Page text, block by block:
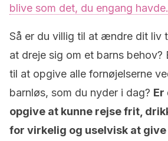
blive som det, du engang havde.
Så er du villig til at ændre dit liv
at dreje sig om et barns behov?
til at opgive alle fornøjelserne
barnløs, som du nyder i dag? Er
opgive at kunne rejse frit,
for virkelig og uselvisk at